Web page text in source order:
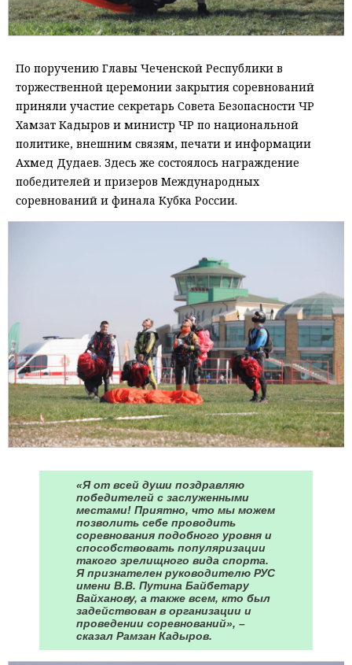
По поручению Главы Чеченской Республики в
торжественной церемонии закрытия соревнований
приняли участие секретарь Совета Безопасности ЧР
Хамзат Кадыров и министр ЧР по национальной
политике, внешним связям, печати и информации
Ахмед Дудаев. Здесь же состоялось награждение
победителей и призеров Международных
соревнований и финала Кубка России.
«Я от всей души поздравляю
победителей с заслуженными
местами! Приятно, что мы можем
позволить себе проводить
соревнования подобного уровня и
способствовать популяризации
такого зрелищного вида спорта.
Я признателен руководителю РУС
имени В.В. Путина Байбетару
Вайханову, а также всем, кто был
задействован в организации и
проведении соревнований», –
сказал Рамзан Кадыров.